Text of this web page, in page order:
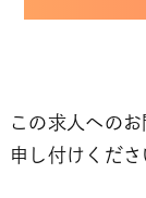
この求人への
申し付けくださ